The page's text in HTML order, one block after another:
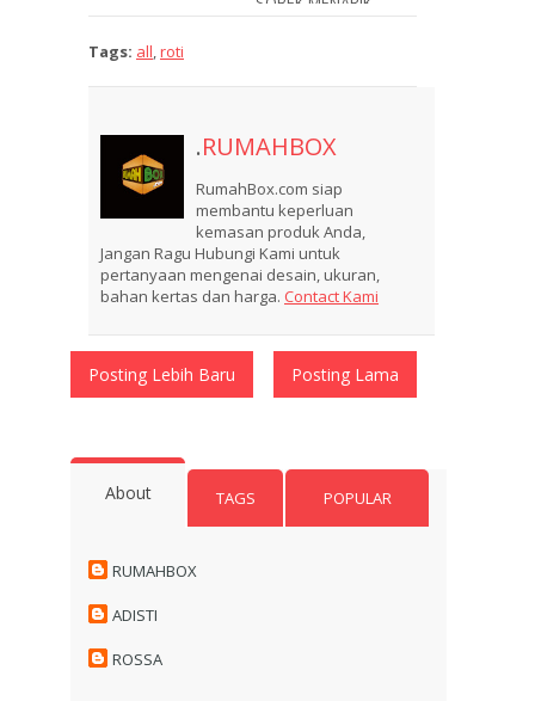
Tags: all,roti
.RUMAHBOX
RumahBox.com siap
membantu keperluan
kemasan produk Anda,
Jangan Ragu Hubungi Kami untuk
pertanyaan mengenai desain, ukuran,
bahan kertas dan harga. Contact Kami
Posting Lebih Baru Posting Lama
About TAGS POPULAR
RUMAHBOX
ADISTI
ROSSA